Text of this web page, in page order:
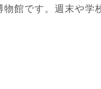
館です。週末や学